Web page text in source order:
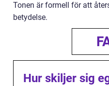
Tonen är formell för att
betydelse.
Hur skiljer sig